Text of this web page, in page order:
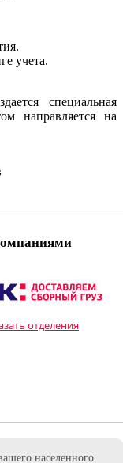
учета.
специальная
направляется на
отделения
населенного